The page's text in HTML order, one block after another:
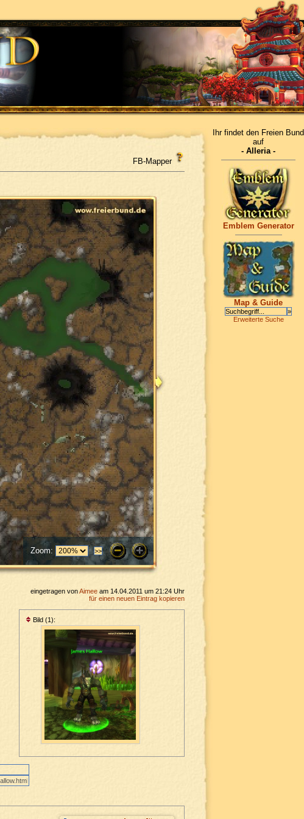
FB-Mapper
Zoom:
eingetragen vonAimee am 14.04.2011 um 21:24 Uhr
für einen neuen Eintrag kopieren
Bild (1):
Ihr findet den Freien Bund
auf
- Alleria -
Emblem Generator
Map & Guide
Erweiterte Suche